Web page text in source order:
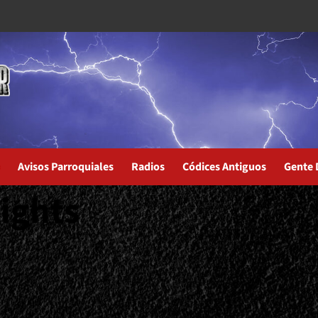
Avisos Parroquiales Radios Códices Antiguos Gente